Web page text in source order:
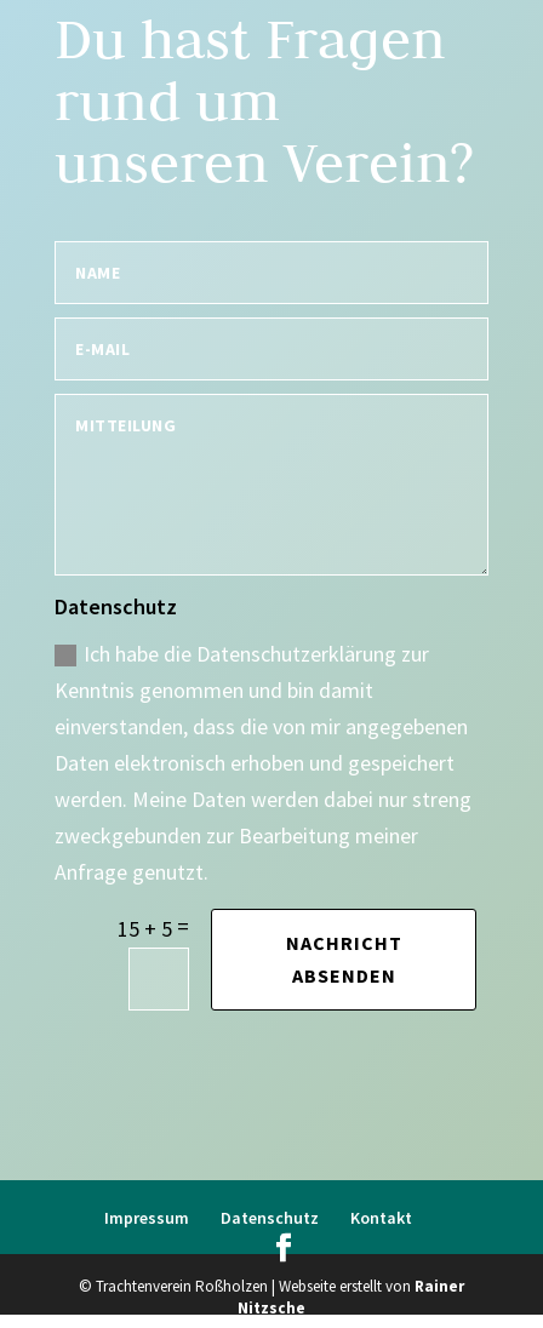
Du hast Fragen
rund um
unseren Verein?
Datenschutz
Ich habe die Datenschutzerklärung zur
Kenntnis genommen und bin damit
einverstanden, dass die von mir angegebenen
Daten elektronisch erhoben und gespeichert
werden. Meine Daten werden dabei nur streng
zweckgebunden zur Bearbeitung meiner
Anfrage genutzt.
15 + 5 =
NACHRICHT
ABSENDEN
Impressum Datenschutz Kontakt
© Trachtenverein Roßholzen | Webseite erstellt von Rainer
Nitzsche